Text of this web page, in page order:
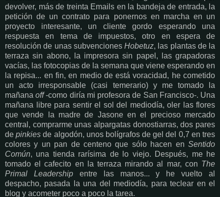
devolver, más de treinta Emails en la bandeja de entrada, la
petición de un contrato para ponernos en marcha en un
proyecto interesante, un cliente gordo esperando una
respuesta en tema de impuestos, otro en espera de
resolución de unas subvenciones Hobetuz, las plantas de la
terraza sin abono, la impresora sin papel, las grapadoras
vacías, las fotocopias de la semana que viene esperando en
la repisa... en fin, en medio de está voracidad, he cometido
un acto irresponsable (casi temerario) y me tomado la
mañana off-como diría mi profesora de San Francisco-. Una
mañana libre para sentir el sol del mediodía, oler las flores
que vende la madre de Jasone en el precioso mercado
central, comprarme unas alpargatas donostiarras, dos pares
depinkies de algodón, unos bolígrafos de gel del 0,7 en tres
colores y un pan de centeno que sólo hacen en Sentido
Común, una tienda rarísima de lo viejo. Después, me he
tomado el cafecito en la terraza mirando al mar, con The
Primal Leadershipentre las manos... y he vuelto al
despacho, pasada la una del mediodía, para teclear en el
blog y acometer poco a poco la tarea.